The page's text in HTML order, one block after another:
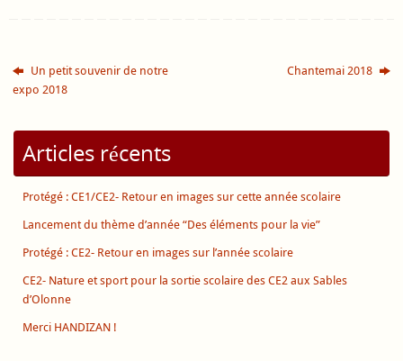
Un petit souvenir de notre
expo 2018
Chantemai 2018
Articles récents
Protégé : CE1/CE2- Retour en images sur cette année scolaire
Lancement du thème d’année “Des éléments pour la vie”
Protégé : CE2- Retour en images sur l’année scolaire
CE2- Nature et sport pour la sortie scolaire des CE2 aux Sables
d’Olonne
Merci HANDIZAN !